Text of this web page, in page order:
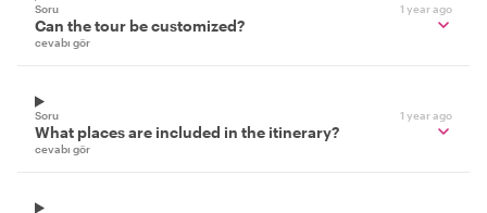
Soru 1 year ago
Can the tour be customized?
cevabı gör
Soru 1 year ago
What places are included in the itinerary?
cevabı gör